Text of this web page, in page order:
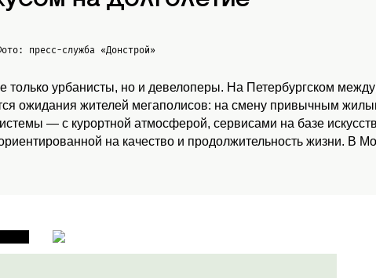
пресс-служба «Донстрой»
только урбанисты, но и девелоперы. На Петербургском
ожидания жителей мегаполисов: на смену привычным
— с курортной атмосферой, сервисами на базе
на качество и продолжительность жизни. В